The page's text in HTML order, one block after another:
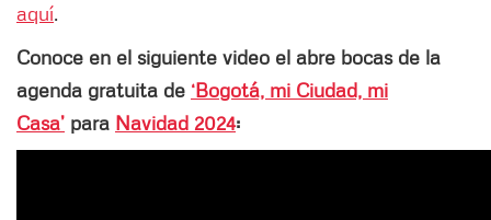
aquí.
Conoce en el siguiente video el abre bocas de la
agenda gratuita de ‘Bogotá, mi Ciudad, mi
Casa’ para Navidad 2024: